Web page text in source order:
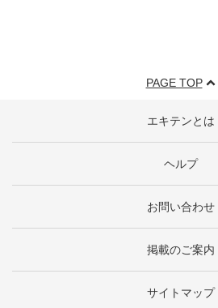
PAGE TOP
エキテンとは
ヘルプ
お問い合わせ
掲載のご案内
サイトマップ